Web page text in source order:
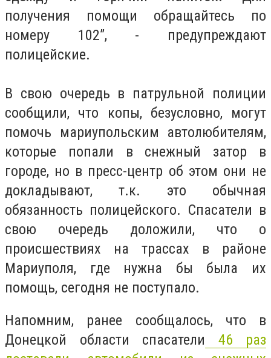
получения помощи обращайтесь по
номеру 102”, - предупреждают
полицейские.
В свою очередь в патрульной полиции
сообщили, что копы, безусловно, могут
помочь мариупольским автолюбителям,
которые попали в снежный затор в
городе, но в пресс-центр об этом они не
докладывают, т.к. это обычная
обязанность полицейского. Спасатели в
свою очередь доложили, что о
происшествиях на трассах в районе
Мариуполя, где нужна бы была их
помощь, сегодня не поступало.
Напомним, ранее сообщалось, что в
Донецкой области спасатели 46 раз